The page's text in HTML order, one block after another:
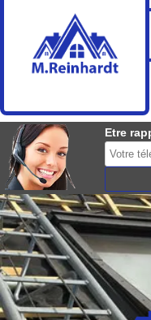
Etre